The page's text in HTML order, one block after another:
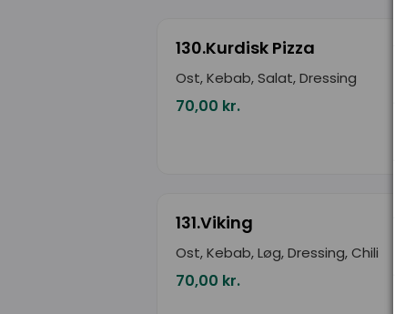
130.Kurdisk Pizza
Ost, Kebab, Salat, Dressing
70,00 kr.
131.Viking
Ost, Kebab, Løg, Dressing, Chili
70,00 kr.